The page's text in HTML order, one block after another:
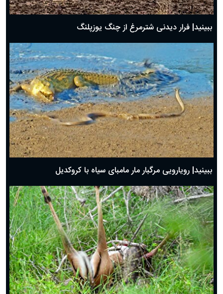
ببینید| فرار دیدنی شترمرغ از چنگ یوزپلنگ
ببینید| رویارویی مرگبار مار مامبای سیاه با کروکدیل